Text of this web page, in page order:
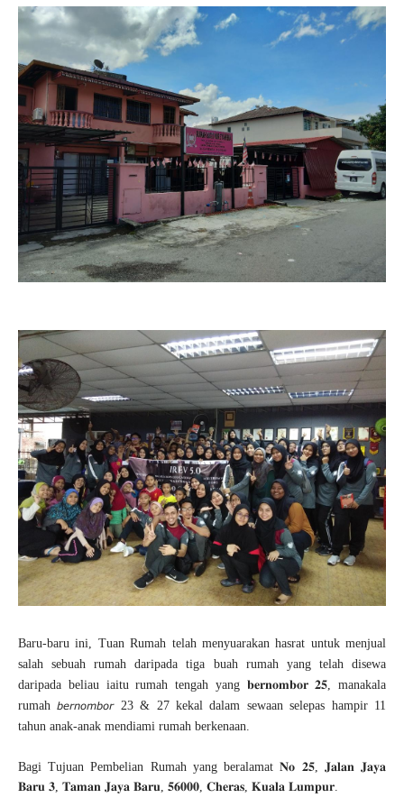
Baru-baru ini, Tuan Rumah telah menyuarakan hasrat untuk menjual
salah sebuah rumah daripada tiga buah rumah yang telah disewa
daripada beliau iaitu rumah tengah yang 𝐛𝐞𝐫𝐧𝐨𝐦𝐛𝐨𝐫 𝟐𝟓, manakala
rumah 𝘣𝘦𝘳𝘯𝘰𝘮𝘣𝘰𝘳 23 & 27 kekal dalam sewaan selepas hampir 11
tahun anak-anak mendiami rumah berkenaan.
Bagi Tujuan Pembelian Rumah yang beralamat 𝐍𝐨 𝟐𝟓, 𝐉𝐚𝐥𝐚𝐧 𝐉𝐚𝐲𝐚
𝐁𝐚𝐫𝐮 𝟑, 𝐓𝐚𝐦𝐚𝐧 𝐉𝐚𝐲𝐚 𝐁𝐚𝐫𝐮, 𝟓𝟔𝟎𝟎𝟎, 𝐂𝐡𝐞𝐫𝐚𝐬, 𝐊𝐮𝐚𝐥𝐚 𝐋𝐮𝐦𝐩𝐮𝐫.